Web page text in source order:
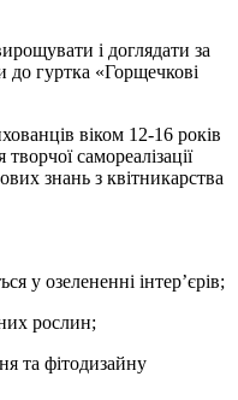
і доглядати за
до гуртка «Горщечкові
віком 12-16 років
самореалізації
знань з квітникарства
у озелененні інтер’єрів;
рослин;
та фітодизайну